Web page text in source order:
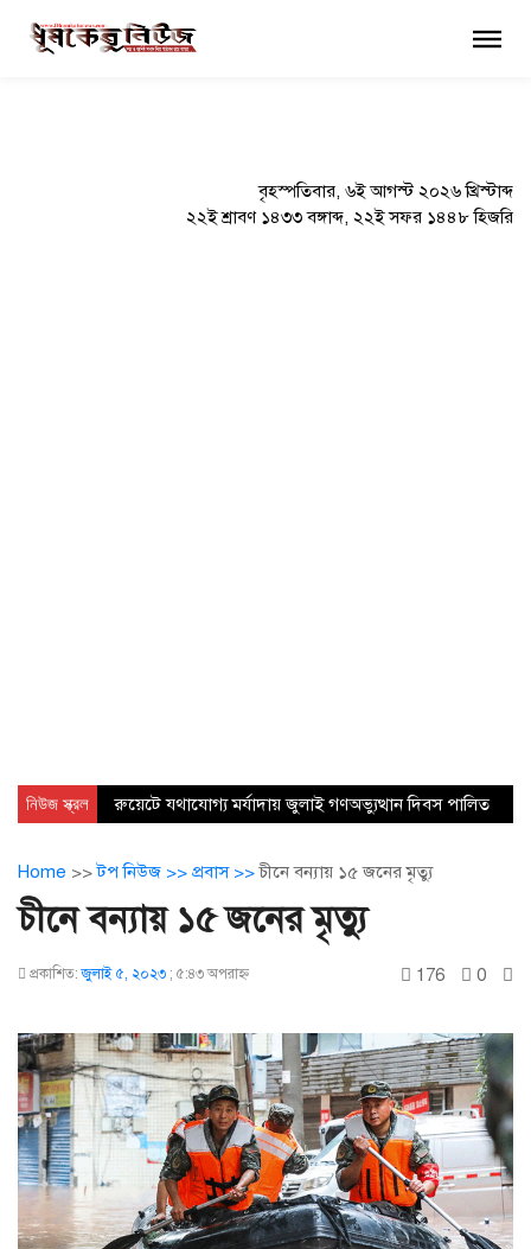
বৃহস্পতিবার, ৬ই আগস্ট ২০২৬ খ্রিস্টাব্দ
২২ই শ্রাবণ ১৪৩৩ বঙ্গাব্দ, ২২ই সফর ১৪৪৮ হিজরি
×
নিউজ স্ক্রল রুয়েটে যথাযোগ্য মর্যাদায় জুলাই গণঅভ্যুত্থান দিবস পালিত
Home >>টপ নিউজ >> প্রবাস >>চীনে বন্যায় ১৫ জনের মৃত্যু
চীনে বন্যায় ১৫ জনের মৃত্যু
প্রকাশিত:জুলাই ৫, ২০২৩ ; ৫:৪৩ অপরাহ্ণ 176 0